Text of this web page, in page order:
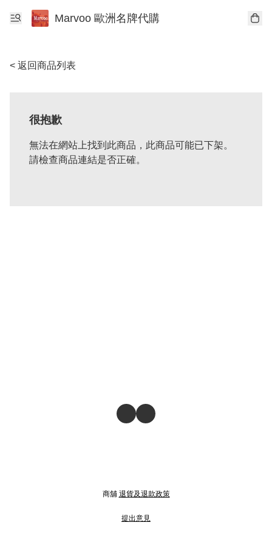
Marvoo 歐洲名牌代購
< 返回商品列表
很抱歉
無法在網站上找到此商品，此商品可能已下架。
請檢查商品連結是否正確。
商舖 退貨及退款政策
提出意見